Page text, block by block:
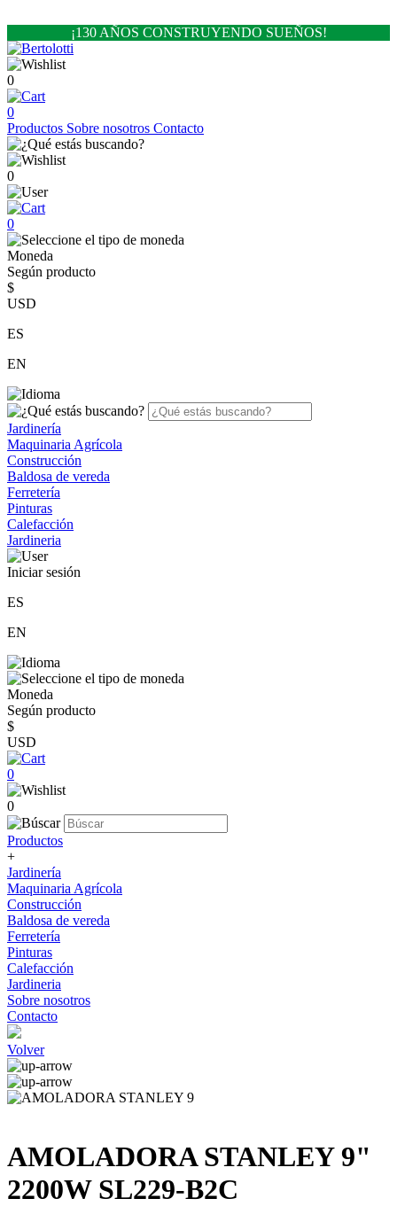
¡130 AÑOS CONSTRUYENDO SUEÑOS!
0
0
Productos Sobre nosotros Contacto
0
0
Moneda
Según producto
$
USD
ES
EN
Jardinería
Maquinaria Agrícola
Construcción
Baldosa de vereda
Ferretería
Pinturas
Calefacción
Jardineria
Iniciar sesión
ES
EN
Moneda
Según producto
$
USD
0
0
Productos
+
Jardinería
Maquinaria Agrícola
Construcción
Baldosa de vereda
Ferretería
Pinturas
Calefacción
Jardineria
Sobre nosotros
Contacto
Volver
AMOLADORA STANLEY 9"
2200W SL229-B2C